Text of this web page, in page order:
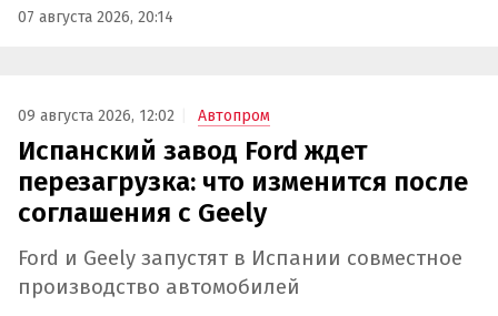
07 августа 2026, 20:14
09 августа 2026, 12:02 Автопром
Испанский завод Ford ждет
перезагрузка: что изменится после
соглашения с Geely
Ford и Geely запустят в Испании совместное
производство автомобилей